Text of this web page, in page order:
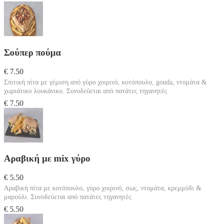
Σούπερ πούμα
€ 7.50
Σπιτική πίτα με γέμιση από γύρο χοιρινό, κοτόπουλο, gouda, ντομάτα &
χωριάτικο λουκάνικο. Συνοδεύεται από πατάτες τηγανητές
€ 7.50
Αραβική με mix γύρο
€ 5.50
Αραβική πίτα με κοτόπουλο, γύρο χοιρινό, σως, ντομάτα, κρεμμύδι &
μαρούλι. Συνοδεύεται από πατάτες τηγανητές
€ 5.50